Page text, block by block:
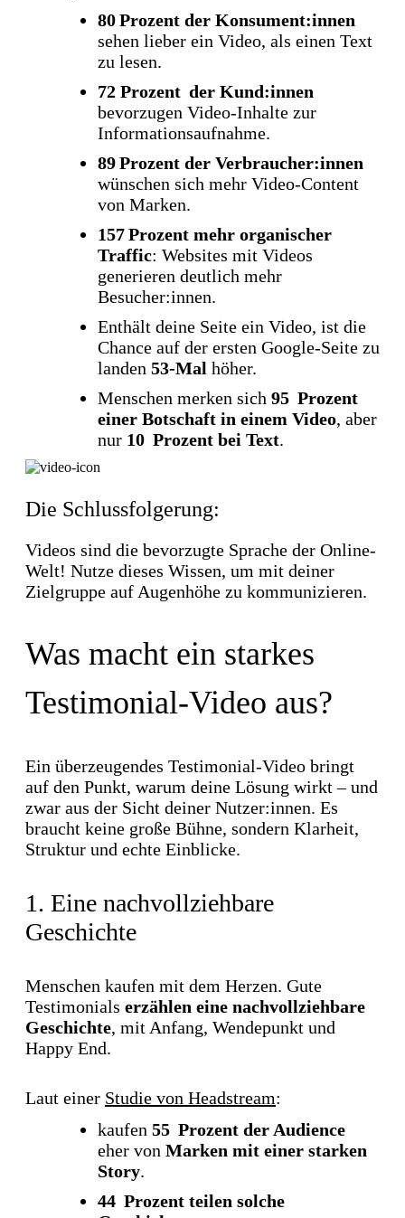
80 Prozent der Konsument:innen
sehen lieber ein Video, als einen Text
zu lesen.
72 Prozent der Kund:innen
bevorzugen Video-Inhalte zur
Informationsaufnahme.
89 Prozent der Verbraucher:innen
wünschen sich mehr Video-Content
von Marken.
157 Prozent mehr organischer
Traffic: Websites mit Videos
generieren deutlich mehr
Besucher:innen.
Enthält deine Seite ein Video, ist die
Chance auf der ersten Google-Seite zu
landen 53-Mal höher.
Menschen merken sich 95 Prozent
einer Botschaft in einem Video, aber
nur 10 Prozent bei Text.
Die Schlussfolgerung:
Videos sind die bevorzugte Sprache der Online-
Welt! Nutze dieses Wissen, um mit deiner
Zielgruppe auf Augenhöhe zu kommunizieren.
Was macht ein starkes
Testimonial-Video aus?
Ein überzeugendes Testimonial-Video bringt
auf den Punkt, warum deine Lösung wirkt – und
zwar aus der Sicht deiner Nutzer:innen. Es
braucht keine große Bühne, sondern Klarheit,
Struktur und echte Einblicke.
1. Eine nachvollziehbare
Geschichte
Menschen kaufen mit dem Herzen. Gute
Testimonials erzählen eine nachvollziehbare
Geschichte, mit Anfang, Wendepunkt und
Happy End.
Laut einer Studie von Headstream:
kaufen 55 Prozent der Audience
eher von Marken mit einer starken
Story.
44 Prozent teilen solche